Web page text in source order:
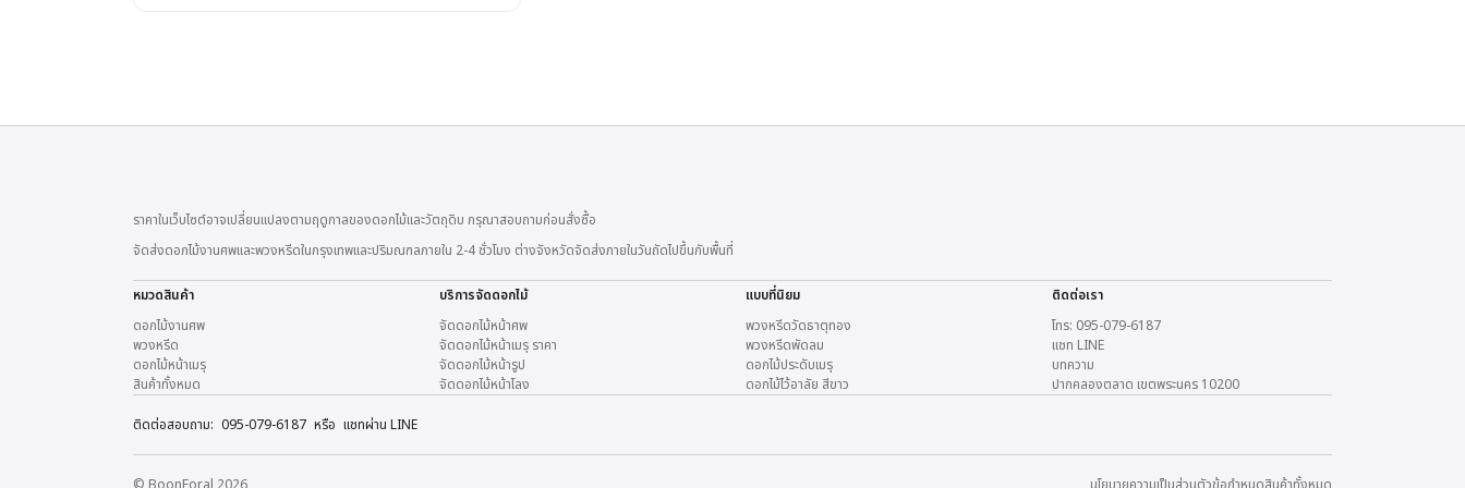
ราคาในเว็บไซต์อาจเปลี่ยนแปลงตามฤดูกาลของดอกไม้และวัตถุดิบ กรุณาสอบถามก่อนสั่งซื้อ
จัดส่งดอกไม้งานศพและพวงหรีดในกรุงเทพและปริมณฑลภายใน 2-4 ชั่วโมง ต่างจังหวัดจัดส่งภายในวันถัดไปขึ้นกับพื้นที่
หมวดสินค้า
ดอกไม้งานศพ
พวงหรีด
ดอกไม้หน้าเมรุ
สินค้าทั้งหมด
บริการจัดดอกไม้
จัดดอกไม้หน้าศพ
จัดดอกไม้หน้าเมรุ ราคา
จัดดอกไม้หน้ารูป
จัดดอกไม้หน้าโลง
แบบที่นิยม
พวงหรีดวัดธาตุทอง
พวงหรีดพัดลม
ดอกไม้ประดับเมรุ
ดอกไม้ไว้อาลัย สีขาว
ติดต่อเรา
โทร: 095-079-6187
แชท LINE
บทความ
ปากคลองตลาด เขตพระนคร 10200
ติดต่อสอบถาม: 095-079-6187 หรือ แชทผ่าน LINE